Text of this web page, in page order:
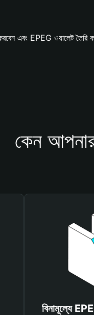
এবং EPEG ওয়ালেট তৈরি
কেন
বিনামূল্যে